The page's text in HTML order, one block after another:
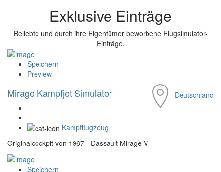
Exklusive Einträge
Beliebte und durch ihre Eigentümer beworbene Flugsimulator-
Einträge.
Speichern
Preview
Mirage Kampfjet Simulator
Kampfflugzeug
Originalcockpit von 1967 - Dassault Mirage V
Deutschland
Speichern